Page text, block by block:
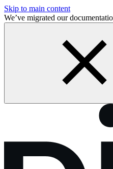
Skip to main content
We’ve migrated our